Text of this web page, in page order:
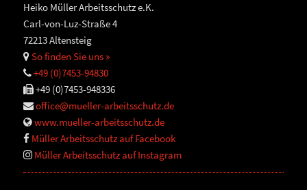
Heiko Müller Arbeitsschutz e.K.
Carl-von-Luz-Straße 4
72213 Altensteig
So finden Sie uns »
+49 (0)7453-94830
+49 (0)7453-948336
office@mueller-arbeitsschutz.de
www.mueller-arbeitsschutz.de
Müller Arbeitsschutz auf Facebook
Müller Arbeitsschutz auf Instagram